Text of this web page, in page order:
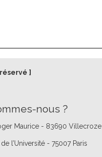
nous ?
Maurice - 83690 Villecroze
l’Université - 75007 Paris